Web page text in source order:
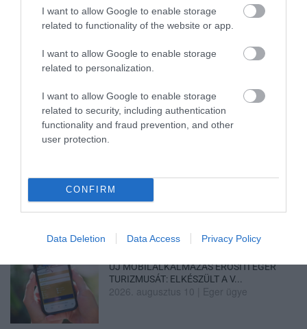
I want to allow Google to enable storage
related to functionality of the website or app.
I want to allow Google to enable storage
related to personalization.
I want to allow Google to enable storage
related to security, including authentication
functionality and fraud prevention, and other
user protection.
CONFIRM
Data Deletion Data Access Privacy Policy
MIKÉNT LEHETÜNK TUDATOSABBAK A
MINDENNAPOKBAN?
2026. augusztus 10
2026. augusztus 10|Promóció
ÚJ MOBILALKALMAZÁS ERŐSÍTI EGER
TURIZMUSÁT: ELKÉSZÜLT A V...
2026. augusztus 10 Eger ügye